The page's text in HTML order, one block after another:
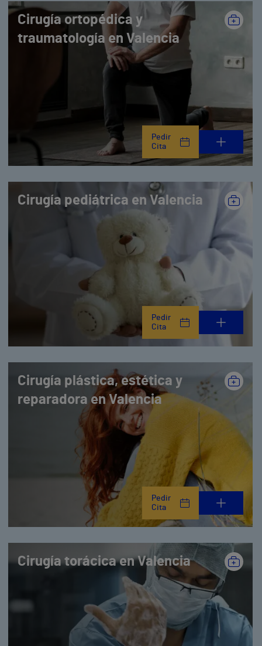
Cirugía ortopédica y
traumatología en Valencia
Pedir
Cita
Cirugía pediátrica en Valencia
Pedir
Cita
Cirugía plástica, estética y
reparadora en Valencia
Pedir
Cita
Cirugía torácica en Valencia